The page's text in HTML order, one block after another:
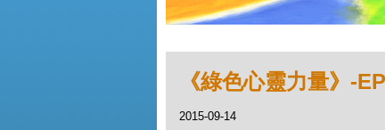
《綠色心靈力量》-
2015-09-14